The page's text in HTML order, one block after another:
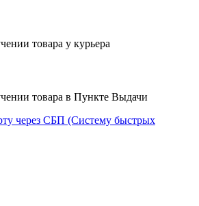
товара у курьера
товара в Пункте Выдачи
через СБП (Систему быстрых